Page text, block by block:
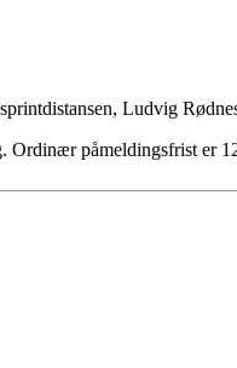
Ludvig
Ordinær påmeldingsfrist er